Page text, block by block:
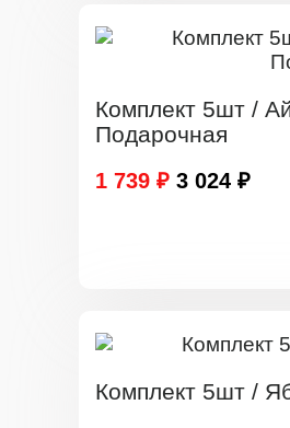
Комплект 5шт /
Подарочная
1 739 ₽ 3 024 ₽
Комплект 5шт /